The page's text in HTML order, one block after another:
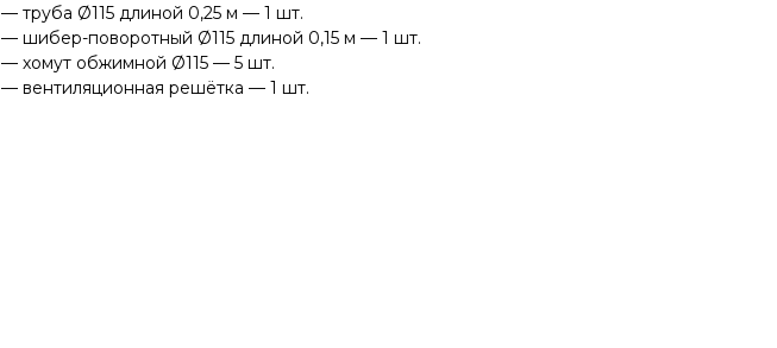
— труба Ø115 длиной 0,25 м — 1 шт.
— шибер-поворотный Ø115 длиной 0,15 м — 1 шт.
— хомут обжимной Ø115 — 5 шт.
— вентиляционная решётка — 1 шт.